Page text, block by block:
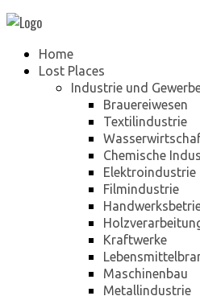
Home
Lost Places
Industrie und
Brauereiwesen
Textilindustrie
Chemische
Elektroindustrie
Filmindustrie
Kraftwerke
Maschinenbau
Metallindustrie